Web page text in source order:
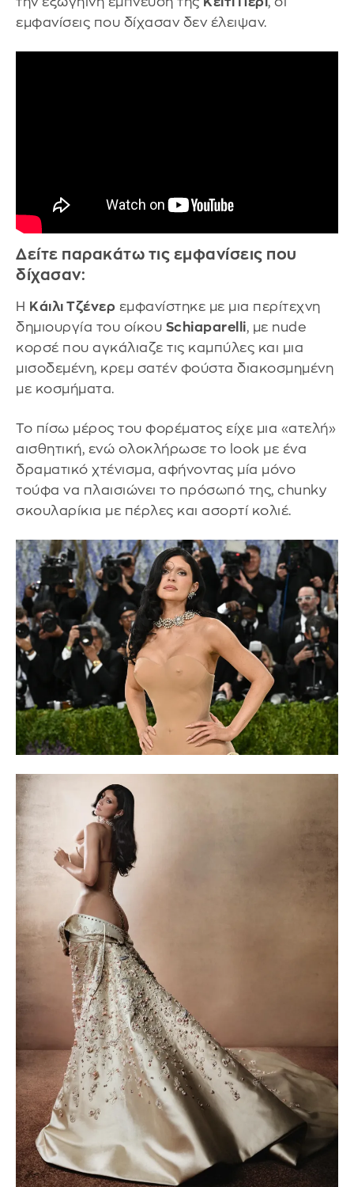
εμφανίσεις που δίχασαν δεν έλειψαν.
Δείτε παρακάτω τις εμφανίσεις που
δίχασαν:
Η Κάιλι Τζένερ εμφανίστηκε με μια περίτεχνη
δημιουργία του οίκου Schiaparelli, με nude
κορσέ που αγκάλιαζε τις καμπύλες και μια
μισοδεμένη, κρεμ σατέν φούστα διακοσμημένη
με κοσμήματα.
Το πίσω μέρος του φορέματος είχε μια «ατελή»
αισθητική, ενώ ολοκλήρωσε το look με ένα
δραματικό χτένισμα, αφήνοντας μία μόνο
τούφα να πλαισιώνει το πρόσωπό της, chunky
σκουλαρίκια με πέρλες και ασορτί κολιέ.